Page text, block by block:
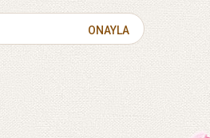
ONAYLA